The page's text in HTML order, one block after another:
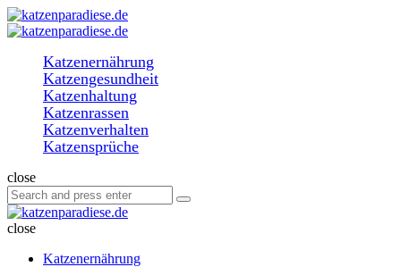
Menu
Search
katzenparadiese.de
Katzenernährung
Katzengesundheit
Katzenhaltung
Katzenrassen
Katzenverhalten
Katzensprüche
Search
close
Search
for:
Search
katzenparadiese.de
close
Katzenernährung